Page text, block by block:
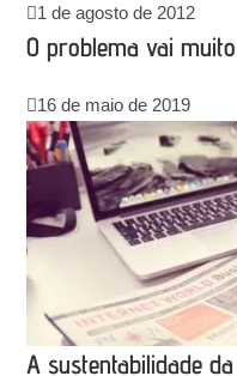
1 de agosto de 2012
O problema vai
16 de maio de 2019
A sustentabilidade